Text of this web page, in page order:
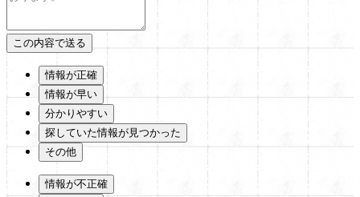
情報が正確
情報が早い
分かりやすい
探していた情報が見つかった
その他
情報が不正確